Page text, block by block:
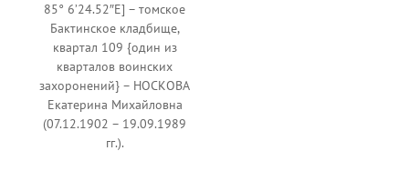
85° 6’24.52″E] – томское
Бактинское кладбище,
квартал 109 {один из
кварталов воинских
захоронений} – НОСКОВА
Екатерина Михайловна
(07.12.1902 – 19.09.1989
гг.).